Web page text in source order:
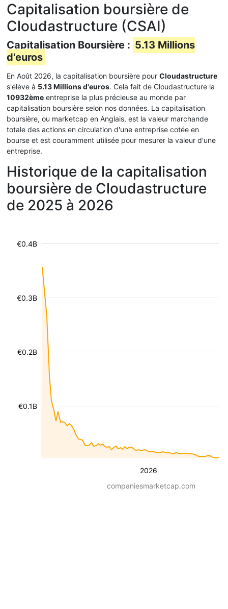
Capitalisation boursière de
Cloudastructure (CSAI)
Capitalisation Boursière : 5.13 Millions
d'euros
En Août 2026, la capitalisation boursière pour Cloudastructure
s'élève à 5.13 Millions d'euros. Cela fait de Cloudastructure la
10932ème entreprise la plus précieuse au monde par
capitalisation boursière selon nos données. La capitalisation
boursière, ou marketcap en Anglais, est la valeur marchande
totale des actions en circulation d'une entreprise cotée en
bourse et est couramment utilisée pour mesurer la valeur d'une
entreprise.
Historique de la capitalisation
boursière de Cloudastructure
de 2025 à 2026
2026
€0.1B
€0.2B
€0.3B
€0.4B
companiesmarketcap.com